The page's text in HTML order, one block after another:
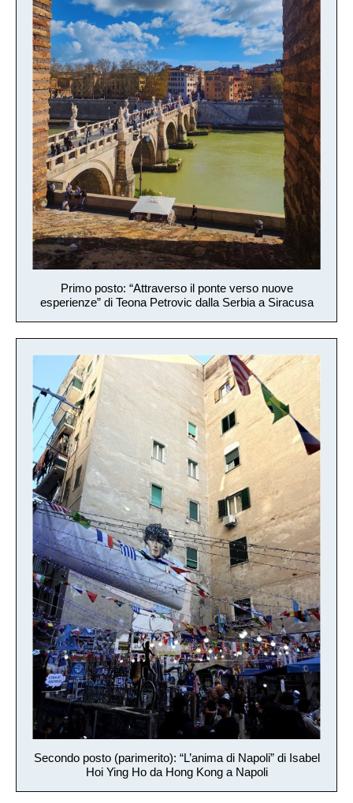
Primo posto: “Attraverso il ponte verso nuove
esperienze” di Teona Petrovic dalla Serbia a Siracusa
Secondo posto (parimerito): “L’anima di Napoli” di Isabel
Hoi Ying Ho da Hong Kong a Napoli